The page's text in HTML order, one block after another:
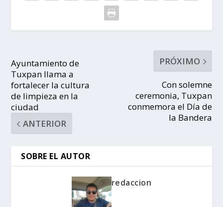
Ayuntamiento de
Tuxpan llama a
fortalecer la cultura
de limpieza en la
ciudad
ANTERIOR
PRÓXIMO
Con solemne
ceremonia, Tuxpan
conmemora el Día de
la Bandera
SOBRE EL AUTOR
redaccion